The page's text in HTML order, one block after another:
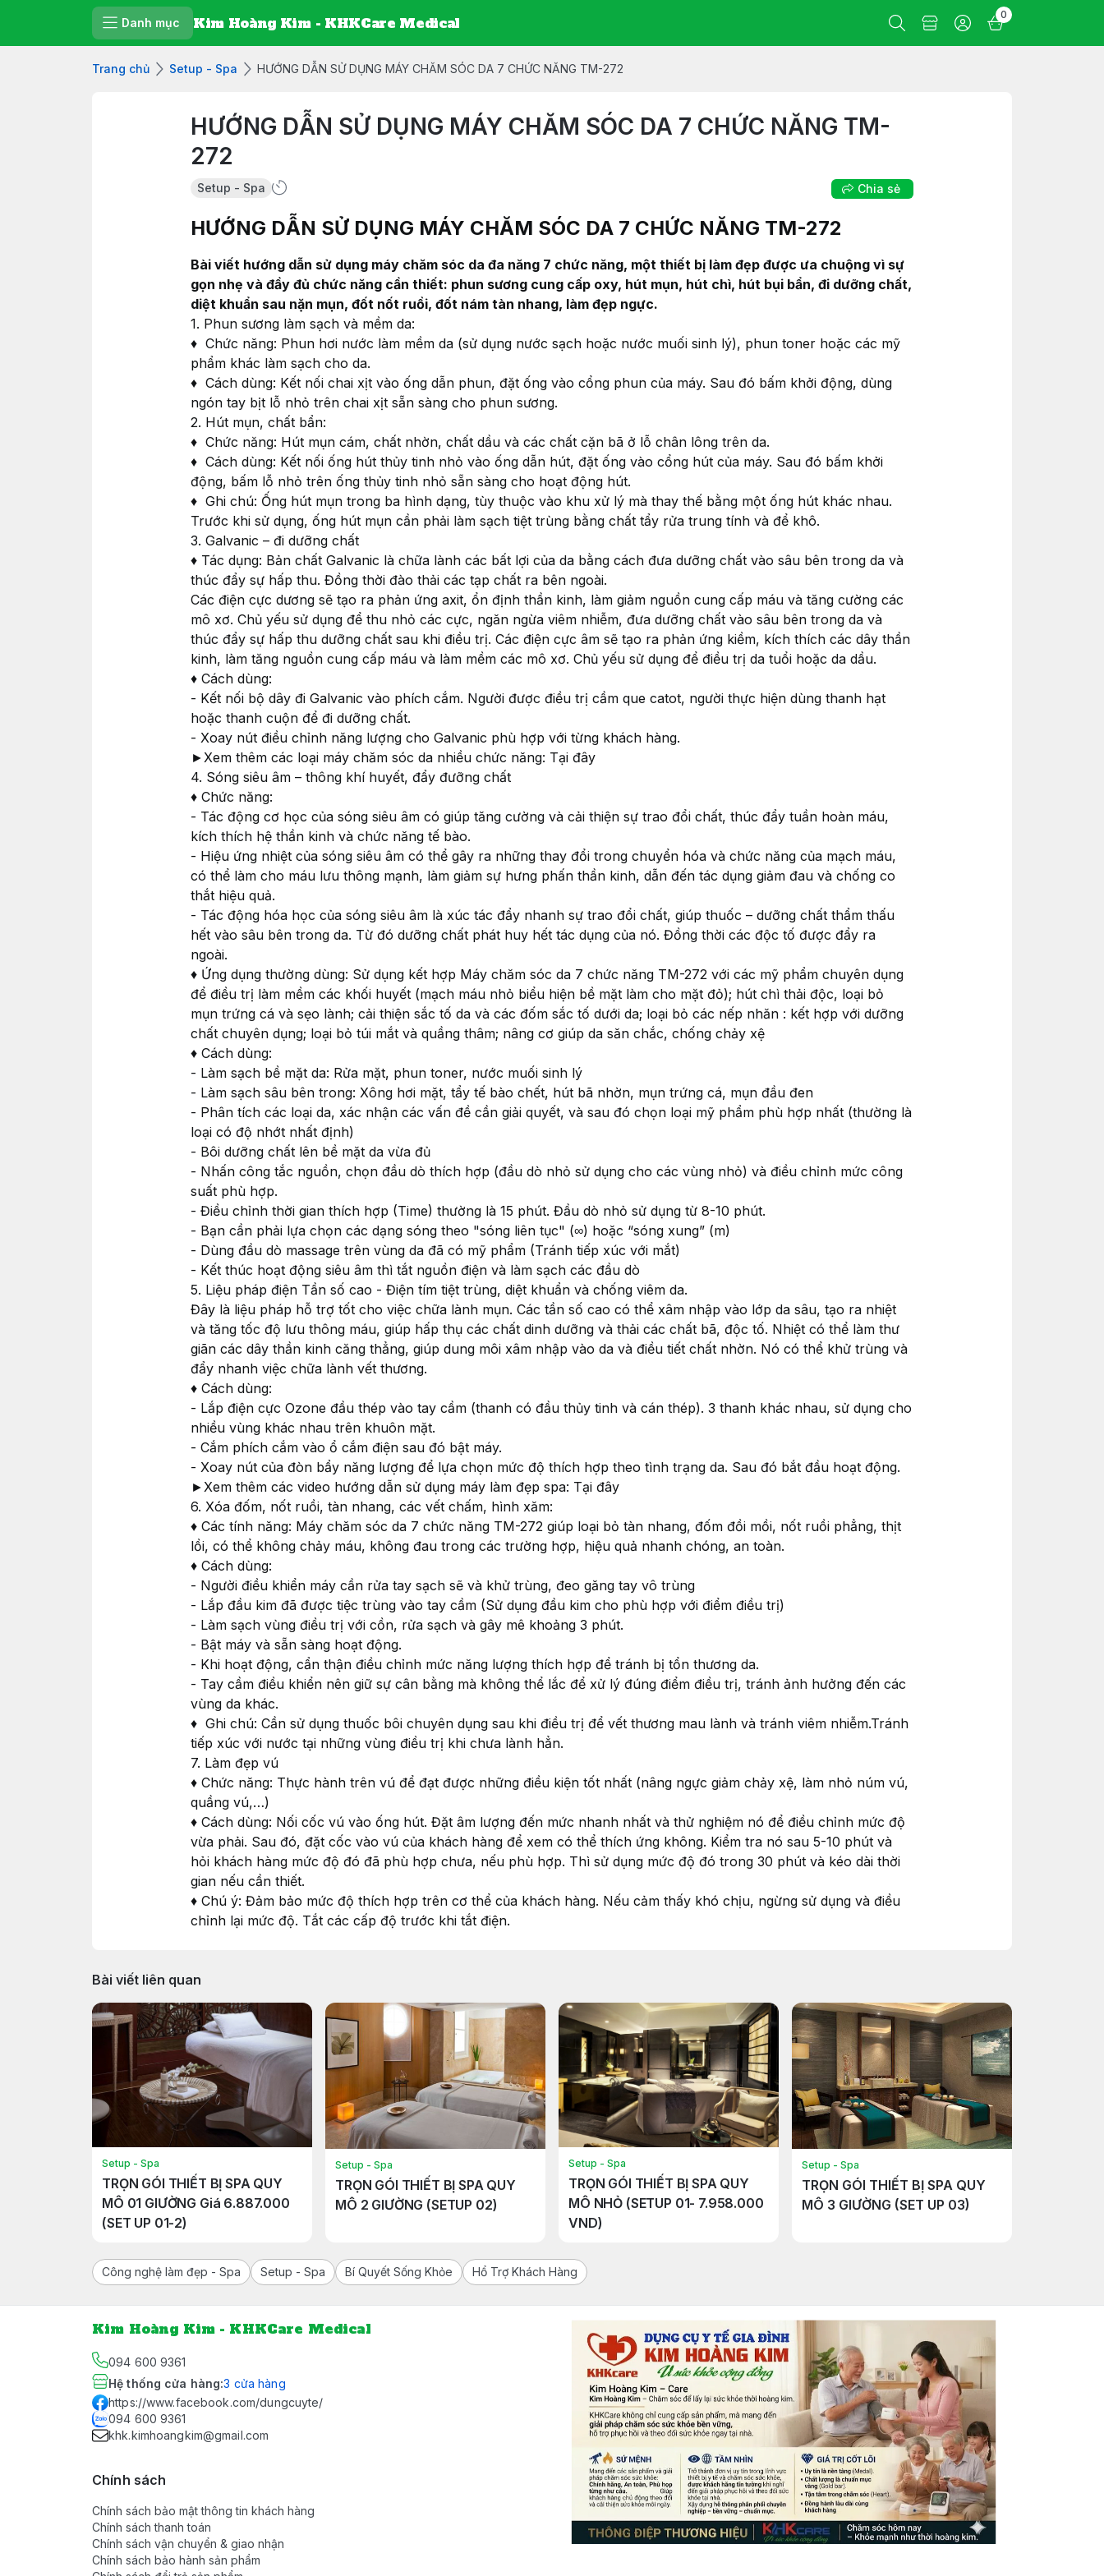
Danh mục Kim Hoàng Kim - KHKCare Medical 0
Trang chủ Setup - Spa HƯỚNG DẪN SỬ DỤNG MÁY CHĂM SÓC DA 7 CHỨC NĂNG TM-272
HƯỚNG DẪN SỬ DỤNG MÁY CHĂM SÓC DA 7 CHỨC NĂNG TM-
272
Setup - Spa Chia sẻ
HƯỚNG DẪN SỬ DỤNG MÁY CHĂM SÓC DA 7 CHỨC NĂNG TM-272
Bài viết hướng dẫn sử dụng máy chăm sóc da đa năng 7 chức năng, một thiết bị làm đẹp được ưa chuộng vì sự
gọn nhẹ và đầy đủ chức năng cần thiết: phun sương cung cấp oxy, hút mụn, hút chì, hút bụi bẩn, đi dưỡng chất,
diệt khuẩn sau nặn mụn, đốt nốt ruồi, đốt nám tàn nhang, làm đẹp ngực.
1. Phun sương làm sạch và mềm da:
♦ Chức năng: Phun hơi nước làm mềm da (sử dụng nước sạch hoặc nước muối sinh lý), phun toner hoặc các mỹ
phẩm khác làm sạch cho da.
♦ Cách dùng: Kết nối chai xịt vào ống dẫn phun, đặt ống vào cổng phun của máy. Sau đó bấm khởi động, dùng
ngón tay bịt lỗ nhỏ trên chai xịt sẵn sàng cho phun sương.
2. Hút mụn, chất bẩn:
♦ Chức năng: Hút mụn cám, chất nhờn, chất dầu và các chất cặn bã ở lỗ chân lông trên da.
♦ Cách dùng: Kết nối ống hút thủy tinh nhỏ vào ống dẫn hút, đặt ống vào cổng hút của máy. Sau đó bấm khởi
động, bấm lỗ nhỏ trên ống thủy tinh nhỏ sẵn sàng cho hoạt động hút.
♦ Ghi chú: Ống hút mụn trong ba hình dạng, tùy thuộc vào khu xử lý mà thay thế bằng một ống hút khác nhau.
Trước khi sử dụng, ống hút mụn cần phải làm sạch tiệt trùng bằng chất tẩy rửa trung tính và để khô.
3. Galvanic – đi dưỡng chất
♦ Tác dụng: Bản chất Galvanic là chữa lành các bất lợi của da bằng cách đưa dưỡng chất vào sâu bên trong da và
thúc đẩy sự hấp thu. Đồng thời đào thải các tạp chất ra bên ngoài.
Các điện cực dương sẽ tạo ra phản ứng axit, ổn định thần kinh, làm giảm nguồn cung cấp máu và tăng cường các
mô xơ. Chủ yếu sử dụng để thu nhỏ các cực, ngăn ngừa viêm nhiễm, đưa dưỡng chất vào sâu bên trong da và
thúc đẩy sự hấp thu dưỡng chất sau khi điều trị. Các điện cực âm sẽ tạo ra phản ứng kiềm, kích thích các dây thần
kinh, làm tăng nguồn cung cấp máu và làm mềm các mô xơ. Chủ yếu sử dụng để điều trị da tuổi hoặc da dầu.
♦ Cách dùng:
- Kết nối bộ dây đi Galvanic vào phích cắm. Người được điều trị cầm que catot, người thực hiện dùng thanh hạt
hoặc thanh cuộn để đi dưỡng chất.
- Xoay nút điều chỉnh năng lượng cho Galvanic phù hợp với từng khách hàng.
►Xem thêm các loại máy chăm sóc da nhiều chức năng: Tại đây
4. Sóng siêu âm – thông khí huyết, đẩy đưỡng chất
♦ Chức năng:
- Tác động cơ học của sóng siêu âm có giúp tăng cường và cải thiện sự trao đổi chất, thúc đẩy tuần hoàn máu,
kích thích hệ thần kinh và chức năng tế bào.
- Hiệu ứng nhiệt của sóng siêu âm có thể gây ra những thay đổi trong chuyển hóa và chức năng của mạch máu,
có thể làm cho máu lưu thông mạnh, làm giảm sự hưng phấn thần kinh, dẫn đến tác dụng giảm đau và chống co
thắt hiệu quả.
- Tác động hóa học của sóng siêu âm là xúc tác đẩy nhanh sự trao đổi chất, giúp thuốc – dưỡng chất thẩm thấu
hết vào sâu bên trong da. Từ đó dưỡng chất phát huy hết tác dụng của nó. Đồng thời các độc tố được đẩy ra
ngoài.
♦ Ứng dụng thường dùng: Sử dụng kết hợp Máy chăm sóc da 7 chức năng TM-272 với các mỹ phẩm chuyên dụng
để điều trị làm mềm các khối huyết (mạch máu nhỏ biểu hiện bề mặt làm cho mặt đỏ); hút chì thải độc, loại bỏ
mụn trứng cá và sẹo lành; cải thiện sắc tố da và các đốm sắc tố dưới da; loại bỏ các nếp nhăn : kết hợp với dưỡng
chất chuyên dụng; loại bỏ túi mắt và quầng thâm; nâng cơ giúp da săn chắc, chống chảy xệ
♦ Cách dùng:
- Làm sạch bề mặt da: Rửa mặt, phun toner, nước muối sinh lý
- Làm sạch sâu bên trong: Xông hơi mặt, tẩy tế bào chết, hút bã nhờn, mụn trứng cá, mụn đầu đen
- Phân tích các loại da, xác nhận các vấn đề cần giải quyết, và sau đó chọn loại mỹ phẩm phù hợp nhất (thường là
loại có độ nhớt nhất định)
- Bôi dưỡng chất lên bề mặt da vừa đủ
- Nhấn công tắc nguồn, chọn đầu dò thích hợp (đầu dò nhỏ sử dụng cho các vùng nhỏ) và điều chỉnh mức công
suất phù hợp.
- Điều chỉnh thời gian thích hợp (Time) thường là 15 phút. Đầu dò nhỏ sử dụng từ 8-10 phút.
- Bạn cần phải lựa chọn các dạng sóng theo "sóng liên tục" (∞) hoặc “sóng xung” (m)
- Dùng đầu dò massage trên vùng da đã có mỹ phẩm (Tránh tiếp xúc với mắt)
- Kết thúc hoạt động siêu âm thì tắt nguồn điện và làm sạch các đầu dò
5. Liệu pháp điện Tần số cao - Điện tím tiệt trùng, diệt khuẩn và chống viêm da.
Đây là liệu pháp hỗ trợ tốt cho việc chữa lành mụn. Các tần số cao có thể xâm nhập vào lớp da sâu, tạo ra nhiệt
và tăng tốc độ lưu thông máu, giúp hấp thụ các chất dinh dưỡng và thải các chất bã, độc tố. Nhiệt có thể làm thư
giãn các dây thần kinh căng thẳng, giúp dung môi xâm nhập vào da và điều tiết chất nhờn. Nó có thể khử trùng và
đẩy nhanh việc chữa lành vết thương.
♦ Cách dùng:
- Lắp điện cực Ozone đầu thép vào tay cầm (thanh có đầu thủy tinh và cán thép). 3 thanh khác nhau, sử dụng cho
nhiều vùng khác nhau trên khuôn mặt.
- Cắm phích cắm vào ổ cắm điện sau đó bật máy.
- Xoay nút của đòn bẩy năng lượng để lựa chọn mức độ thích hợp theo tình trạng da. Sau đó bắt đầu hoạt động.
►Xem thêm các video hướng dẫn sử dụng máy làm đẹp spa: Tại đây
6. Xóa đốm, nốt ruồi, tàn nhang, các vết chấm, hình xăm:
♦ Các tính năng: Máy chăm sóc da 7 chức năng TM-272 giúp loại bỏ tàn nhang, đốm đồi mồi, nốt ruồi phẳng, thịt
lồi, có thể không chảy máu, không đau trong các trường hợp, hiệu quả nhanh chóng, an toàn.
♦ Cách dùng:
- Người điều khiển máy cần rửa tay sạch sẽ và khử trùng, đeo găng tay vô trùng
- Lắp đầu kim đã được tiệc trùng vào tay cầm (Sử dụng đầu kim cho phù hợp với điểm điều trị)
- Làm sạch vùng điều trị với cồn, rửa sạch và gây mê khoảng 3 phút.
- Bật máy và sẵn sàng hoạt động.
- Khi hoạt động, cẩn thận điều chỉnh mức năng lượng thích hợp để tránh bị tổn thương da.
- Tay cầm điều khiển nên giữ sự cân bằng mà không thể lắc để xử lý đúng điểm điều trị, tránh ảnh hưởng đến các
vùng da khác.
♦ Ghi chú: Cần sử dụng thuốc bôi chuyên dụng sau khi điều trị để vết thương mau lành và tránh viêm nhiễm.Tránh
tiếp xúc với nước tại những vùng điều trị khi chưa lành hẳn.
7. Làm đẹp vú
♦ Chức năng: Thực hành trên vú để đạt được những điều kiện tốt nhất (nâng ngực giảm chảy xệ, làm nhỏ núm vú,
quầng vú,…)
♦ Cách dùng: Nối cốc vú vào ống hút. Đặt âm lượng đến mức nhanh nhất và thử nghiệm nó để điều chỉnh mức độ
vừa phải. Sau đó, đặt cốc vào vú của khách hàng để xem có thể thích ứng không. Kiểm tra nó sau 5-10 phút và
hỏi khách hàng mức độ đó đã phù hợp chưa, nếu phù hợp. Thì sử dụng mức độ đó trong 30 phút và kéo dài thời
gian nếu cần thiết.
♦ Chú ý: Đảm bảo mức độ thích hợp trên cơ thể của khách hàng. Nếu cảm thấy khó chịu, ngừng sử dụng và điều
chỉnh lại mức độ. Tắt các cấp độ trước khi tắt điện.
Bài viết liên quan
Setup - Spa
TRỌN GÓI THIẾT BỊ SPA QUY
MÔ 01 GIƯỜNG Giá 6.887.000
(SET UP 01-2)
Setup - Spa
TRỌN GÓI THIẾT BỊ SPA QUY
MÔ 2 GIƯỜNG (SETUP 02)
Setup - Spa
TRỌN GÓI THIẾT BỊ SPA QUY
MÔ NHỎ (SETUP 01- 7.958.000
VND)
Setup - Spa
TRỌN GÓI THIẾT BỊ SPA QUY
MÔ 3 GIƯỜNG (SET UP 03)
Công nghệ làm đẹp - Spa Setup - Spa Bí Quyết Sống Khỏe Hổ Trợ Khách Hàng
Kim Hoàng Kim - KHKCare Medical
094 600 9361
Hệ thống cửa hàng:3 cửa hàng
https://www.facebook.com/dungcuyte/
094 600 9361
khk.kimhoangkim@gmail.com
Chính sách
Chính sách bảo mật thông tin khách hàng
Chính sách thanh toán
Chính sách vận chuyển & giao nhận
Chính sách bảo hành sản phẩm